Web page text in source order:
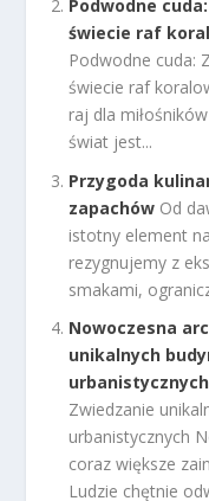
Podwodne
świecie raf
Podwodne cuda:
świecie raf
raj dla
świat jest...
Przygoda
zapachów Od
istotny element
rezygnujemy z
smakami,
Nowoczesna
unikalnych
urbanistycznych
Zwiedzanie
urbanistycznych
coraz większe
Ludzie chętnie